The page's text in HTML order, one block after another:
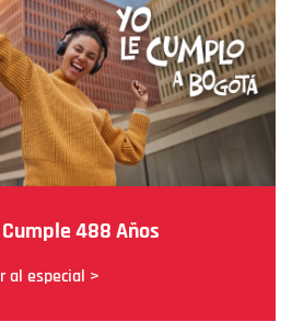
488 Años
al especial >